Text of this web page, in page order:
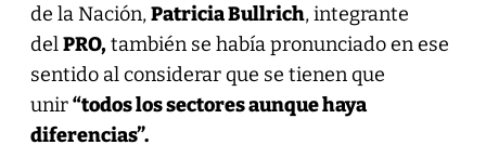
de la Nación,Patricia Bullrich, integrante
delPRO,también se había pronunciado en ese
sentido al considerar que se tienen que
unir“todos los sectores aunque haya
diferencias”.